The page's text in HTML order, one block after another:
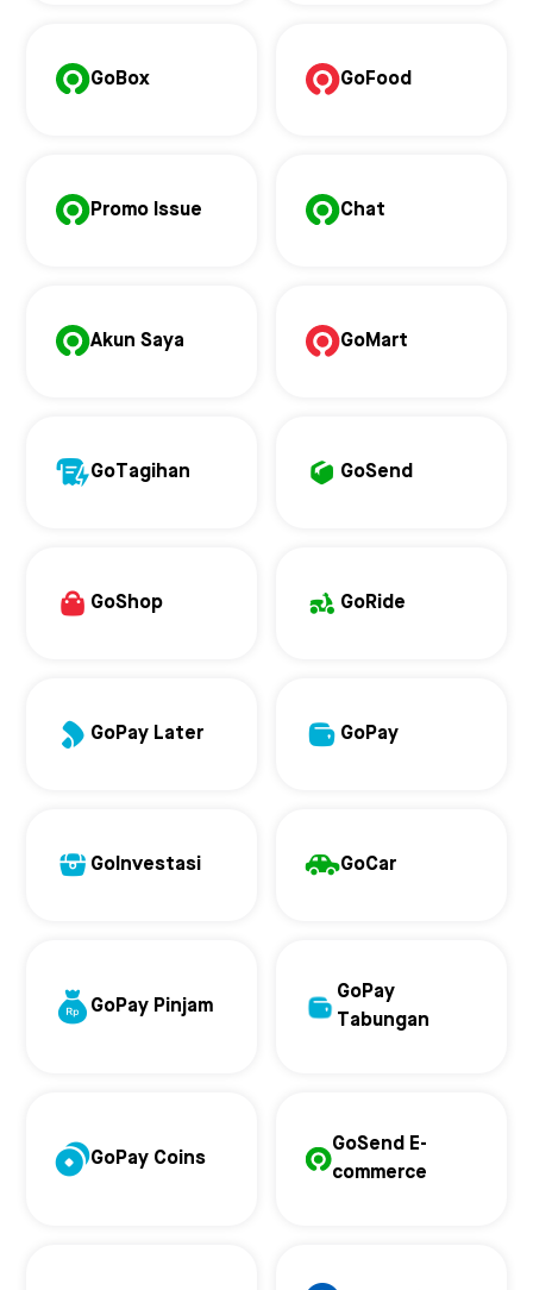
GoBox GoFood
Promo Issue Chat
Akun Saya GoMart
GoTagihan GoSend
GoShop GoRide
GoPay Later GoPay
GoInvestasi GoCar
GoPay Pinjam
GoPay
Tabungan
GoPay Coins
GoSend E-
commerce